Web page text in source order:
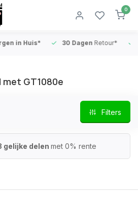
0
in Huis* 30 DagenRetour*
GT1080e
Filters
gelijke delen met 0% rente